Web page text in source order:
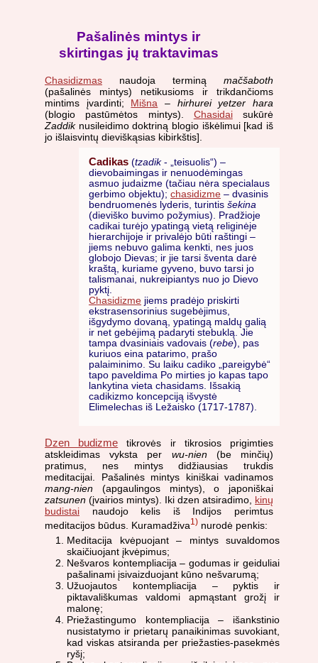
Pašalinės mintys ir
skirtingas jų traktavimas
Chasidizmas naudoja terminą mačšaboth
(pašalinės mintys) netikusioms ir trikdančioms
mintims įvardinti; Mišna – hirhurei yetzer hara
(blogio pastūmėtos mintys). Chasidaisukūrė
Zaddiknusileidimo doktriną blogio iškėlimui [kad iš
jo išlaisvintų dieviškąsias kibirkštis].
Cadikas (tzadik- „teisuolis“) –
dievobaimingas ir nenuodėmingas
asmuo judaizme (tačiau nėra specialaus
gerbimo objektu); chasidizme – dvasinis
bendruomenės lyderis, turintis šekina
(dieviško buvimo požymius). Pradžioje
cadikai turėjo ypatingą vietą religinėje
hierarchijoje ir privalėjo būti raštingi –
jiems nebuvo galima kenkti, nes juos
globojo Dievas; ir jie tarsi šventa darė
kraštą, kuriame gyveno, buvo tarsi jo
talismanai, nukreipiantys nuo jo Dievo
pyktį.
Chasidizme jiems pradėjo priskirti
ekstrasensorinius sugebėjimus,
išgydymo dovaną, ypatingą maldų galią
ir net gebėjimą padaryti stebuklą. Jie
tampa dvasiniais vadovais (rebe), pas
kuriuos eina patarimo, prašo
palaiminimo. Su laiku cadiko „pareigybė“
tapo paveldima Po mirties jo kapas tapo
lankytina vieta chasidams. Išsakią
cadikizmo koncepciją išvystė
Elimelechas iš Ležaisko (1717-1787).
Dzen budizme tikrovės ir tikrosios prigimties
atskleidimas vyksta per wu-nien(be minčių)
pratimus, nes mintys didžiausias trukdis
meditacijai. Pašalinės mintys kiniškai vadinamos
mang-nien (apgaulingos mintys), o japoniškai
zatsunen (įvairios mintys). Iki dzen atsiradimo, kinų
budistai naudojo kelis iš Indijos perimtus
meditacijos būdus. Kuramadživa1) nurodė penkis:
Meditacija kvėpuojant – mintys suvaldomos
skaičiuojant įkvėpimus;
Nešvaros kontempliacija – godumas ir geiduliai
pašalinami įsivaizduojant kūno nešvarumą;
Užuojautos kontempliacija – pyktis ir
piktavališkumas valdomi apmąstant grožį ir
malonę;
Priežastingumo kontempliacija – išankstinio
nusistatymo ir prietarų panaikinimas suvokiant,
kad viskas atsiranda per priežasties-pasekmės
ryšį;